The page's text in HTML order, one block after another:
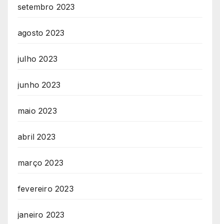
setembro 2023
agosto 2023
julho 2023
junho 2023
maio 2023
abril 2023
março 2023
fevereiro 2023
janeiro 2023